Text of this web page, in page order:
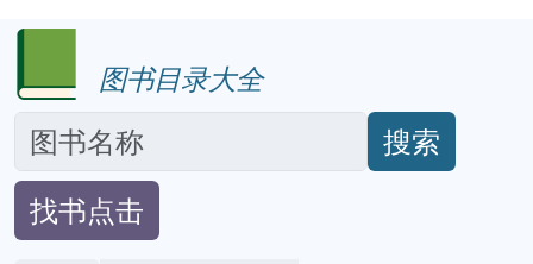
图书目录大全
搜索
找书点击